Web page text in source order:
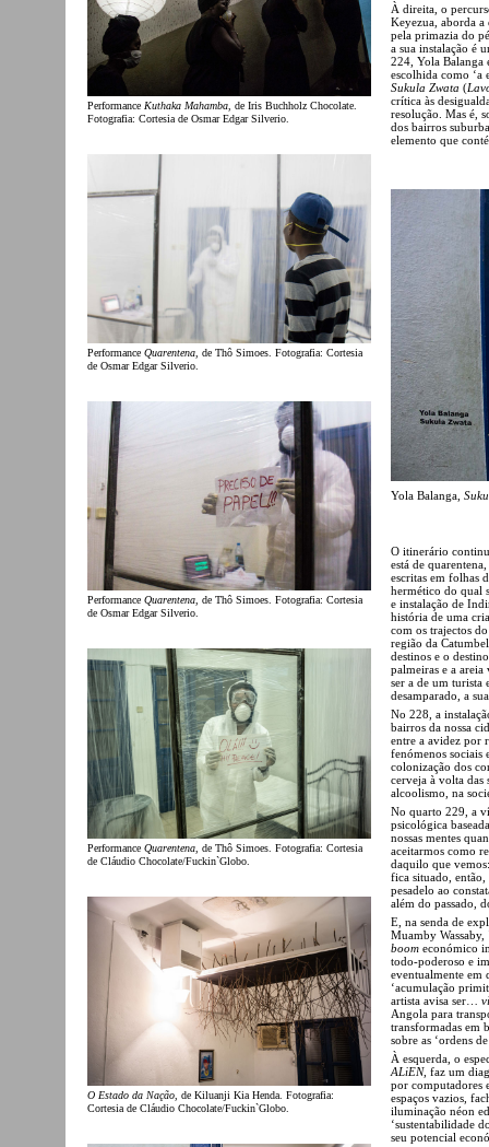
Performance Kuthaka Mahamba , de Iris Buchholz Chocolate.
Fotografia: Cortesia de Osmar Edgar Silverio.
Performance Quarentena , de Thô Simoes. Fotografia: Cortesia
de Osmar Edgar Silverio.
Performance Quarentena , de Thô Simoes. Fotografia: Cortesia
de Osmar Edgar Silverio.
Performance Quarentena , de Thô Simoes. Fotografia: Cortesia
de Cláudio Chocolate/Fuckin`Globo.
O Estado da Nação, de Kiluanji Kia Henda. Fotografia:
Cortesia de Cláudio Chocolate/Fuckin`Globo.
À direita, o
Keyezua, aborda
pela primazia do
a sua instalação é
224, Yola Balanga
escolhida como ‘a
Sukula Zwata (
crítica às
resolução. Mas é,
dos bairros
elemento que
Yola Balanga,
O itinerário
está de
escritas em folhas
hermético do qual
e instalação de
história de uma
com os trajectos
região da
destinos e o
palmeiras e a
ser a de um turista
desamparado, a
No 228, a
bairros da nossa
entre a avidez por
fenómenos sociais
colonização dos
cerveja à volta das
alcoolismo, na
No quarto 229, a
psicológica
nossas mentes
aceitarmos como
daquilo que
fica situado,
pesadelo ao
além do passado,
E, na senda de
Muamby Wassaby,
boom económico
todo-poderoso e
eventualmente em
‘acumulação
artista avisa ser…
Angola para
transformadas em
sobre as ‘ordens
À esquerda, o
ALiEN, faz um
por computadores
espaços vazios,
iluminação néon
‘sustentabilidade
seu potencial